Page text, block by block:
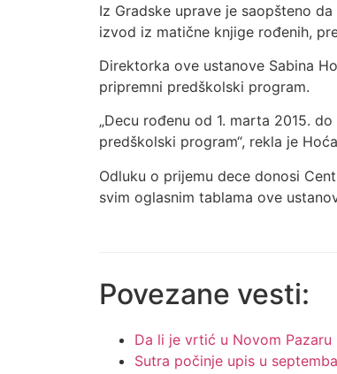
Iz Gradske uprave je saopšteno
izvod iz matične knjige rođenih,
Direktorka ove ustanove Sabina
pripremni predškolski program.
„Decu rođenu od 1. marta 2015.
predškolski program“, rekla je
Odluku o prijemu dece donosi
svim oglasnim tablama ove
Povezane vesti:
Da li je vrtić u Novom Pazaru
Sutra počinje upis u